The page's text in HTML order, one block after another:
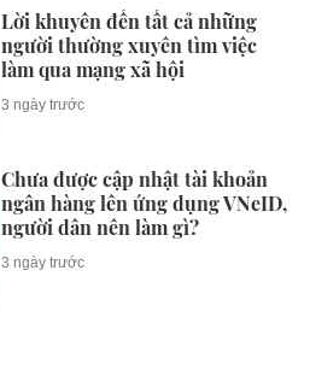
Lời khuyên đến tất cả những
người thường xuyên tìm việc
làm qua mạng xã hội
3 ngày trước
Chưa được cập nhật tài khoản
ngân hàng lên ứng dụng VNeID,
người dân nên làm gì?
3 ngày trước